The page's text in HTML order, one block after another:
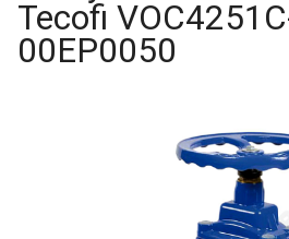
Tecofi
00EP0050